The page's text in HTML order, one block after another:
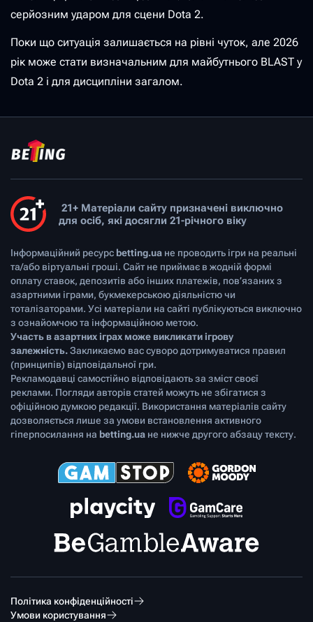
серйозним ударом для сцени Dota 2.
Поки що ситуація залишається на рівні чуток, але 2026
рік може стати визначальним для майбутнього BLAST у
Dota 2 і для дисципліни загалом.
21+ Матеріали сайту призначені виключно
для осіб, які досягли 21-річного віку
Інформаційний ресурс betting.ua не проводить ігри на реальні
та/або віртуальні гроші. Сайт не приймає в жодній формі
оплату ставок, депозитів або інших платежів, пов’язаних з
азартними іграми, букмекерською діяльністю чи
тоталізаторами. Усі матеріали на сайті публікуються виключно
з ознайомчою та інформаційною метою.
Участь в азартних іграх може викликати ігрову
залежність.Закликаємо вас суворо дотримуватися правил
(принципів) відповідальної гри.
Рекламодавці самостійно відповідають за зміст своєї
реклами. Погляди авторів статей можуть не збігатися з
офіційною думкою редакції. Використання матеріалів сайту
дозволяється лише за умови встановлення активного
гіперпосилання на betting.ua не нижче другого абзацу тексту.
Політика конфіденційності
Умови користування